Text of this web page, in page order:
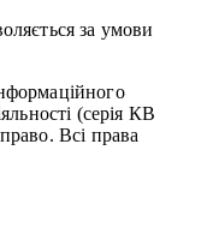
за умови
(серія КВ
Всі права